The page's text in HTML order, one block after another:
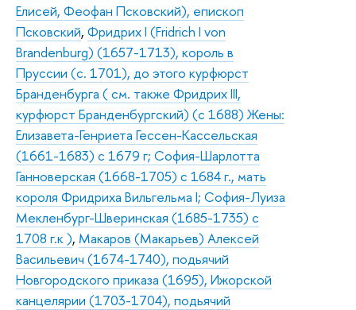
Елисей, Феофан Псковский), епископ
Псковский, Фридрих I (Fridrich I von
Brandenburg) (1657-1713), король в
Пруссии (с. 1701), до этого курфюрст
Бранденбурга ( см. также Фридрих III,
курфюрст Бранденбургский) (с 1688) Жены:
Елизавета-Генриета Гессен-Кассельская
(1661-1683) с 1679 г; София-Шарлотта
Ганноверская (1668-1705) с 1684 г., мать
короля Фридриха Вильгельма I; София-Луиза
Мекленбург-Шверинская (1685-1735) с
1708 г.к ), Макаров (Макарьев) Алексей
Васильевич (1674-1740), подьячий
Новгородского приказа (1695), Ижорской
канцелярии (1703-1704), подьячий